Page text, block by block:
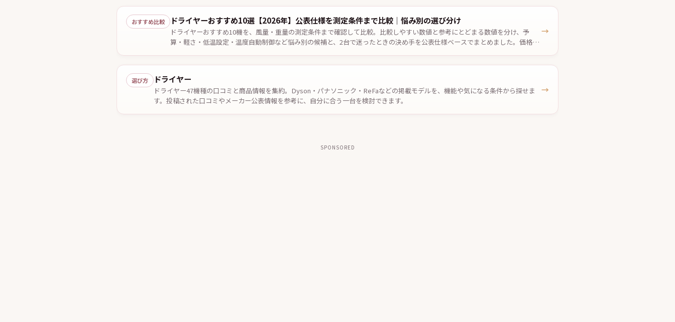
おすすめ比較 ドライヤーおすすめ10選【2026年】公表仕様を測定条件まで比較｜悩み別の選び分け
ドライヤーおすすめ10機を、風量・重量の測定条件まで確認して比較。比較しやすい数値と参考にとどまる数値を分け、予
算・軽さ・低温設定・温度自動制御など悩み別の候補と、2台で迷ったときの決め手を公表仕様ベースでまとめました。価格は
→
選び方 ドライヤー
ドライヤー47機種の口コミと商品情報を集約。Dyson・パナソニック・ReFaなどの掲載モデルを、機能や気になる条件から探せま
す。投稿された口コミやメーカー公表情報を参考に、自分に合う一台を検討できます。
→
SPONSORED